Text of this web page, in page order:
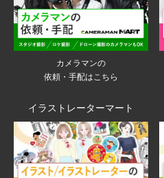
カメラマンの
依頼・手配はこちら
イラストレーターマート